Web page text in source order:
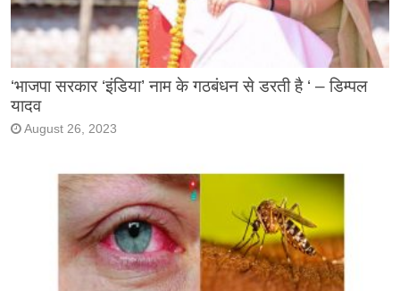
‘भाजपा सरकार ‘इंडिया’ नाम के गठबंधन से डरती है ‘ – डिम्पल
यादव
August 26, 2023